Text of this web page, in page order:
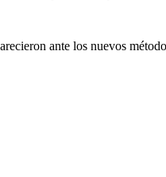
ante los nuevos